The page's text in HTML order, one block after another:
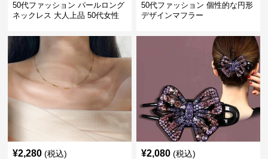
50代ファッション パールロング
ネックレス 大人上品 50代女性
50代ファッション 個性的な円形
デザインマフラー
¥2,280 (税込) ¥2,080 (税込)